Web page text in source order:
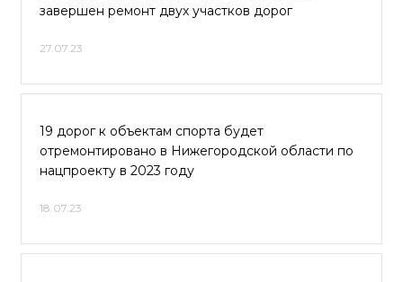
завершен ремонт двух участков дорог
27.07.23
19 дорог к объектам спорта будет
отремонтировано в Нижегородской области по
нацпроекту в 2023 году
18.07.23